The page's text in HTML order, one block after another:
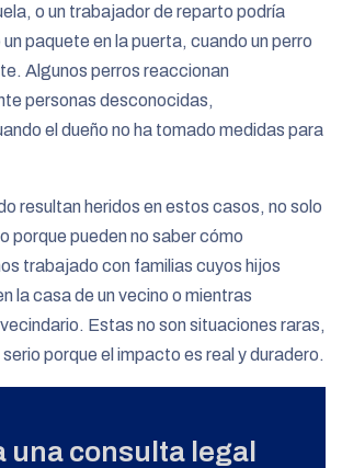
o un trabajador de reparto podría
paquete en la puerta, cuando un perro
Algunos perros reaccionan
personas desconocidas,
el dueño no ha tomado medidas para
resultan heridos en estos casos, no solo
porque pueden no saber cómo
trabajado con familias cuyos hijos
la casa de un vecino o mientras
Estas no son situaciones raras,
porque el impacto es real y duradero.
una consulta legal